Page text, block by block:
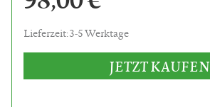
Lieferzeit: 3-5 Werktage
JETZT KAUFEN